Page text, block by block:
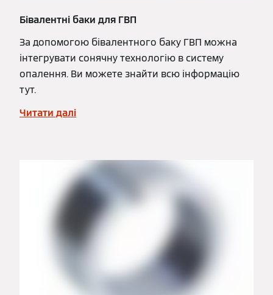
Бівалентні баки для ГВП
За допомогою бівалентного баку ГВП можна
інтегрувати сонячну технологію в систему
опалення. Ви можете знайти всю інформацію
тут.
Читати далі